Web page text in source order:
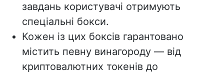
завдань користувачі отримують
спеціальні бокси.
Кожен із цих боксів гарантовано
містить певну винагороду — від
криптовалютних токенів до